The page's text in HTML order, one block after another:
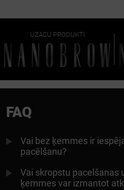
UZACU PRODUKTI
FAQ
Vai bez ķemmes ir
pacēlšanu?
Vai skropstu pacelšanas
ķemmes var izmantot